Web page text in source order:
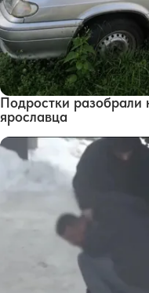
Подростки разобрали
ярославца